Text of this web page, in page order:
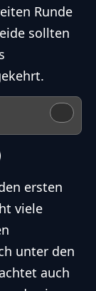
Runde
sollten
ersten
viele
unter den
auch